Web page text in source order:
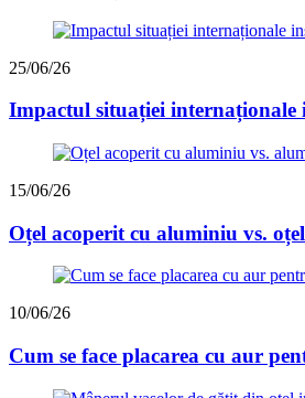
25/06/26
Impactul situației internaționale
15/06/26
Oțel acoperit cu aluminiu vs.
10/06/26
Cum se face placarea cu aur